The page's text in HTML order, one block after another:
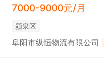
7000-9000元/月
颍泉区
阜阳市纵恒物流有限公司